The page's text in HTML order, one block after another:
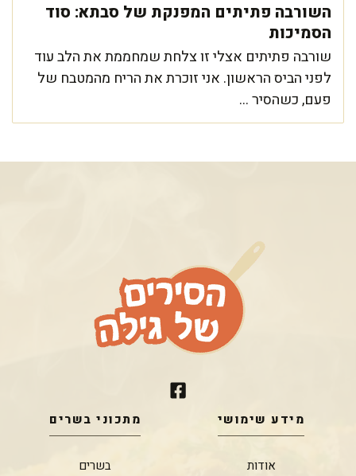
השורבה פתיתים המפנקת של סבתא: סוד
הסמיכות
שורבה פתיתים אצלי זו צלחת שמחממת את הלב עוד
לפני הביס הראשון. אני זוכרת את הריח מהמטבח של
פעם, כשהסיר ...
מידע שימושי
אודות
מתכוני בשרים
בשרים